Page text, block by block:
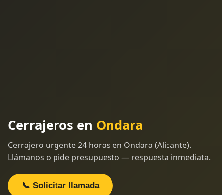
Cerrajeros en Ondara
Cerrajero urgente 24 horas en Ondara (Alicante).
Llámanos o pide presupuesto — respuesta inmediata.
📞 Solicitar llamada